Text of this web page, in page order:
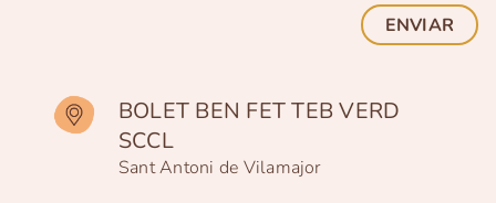
ENVIAR
BOLET BEN FET TEB VERD
SCCL
Sant Antoni de Vilamajor